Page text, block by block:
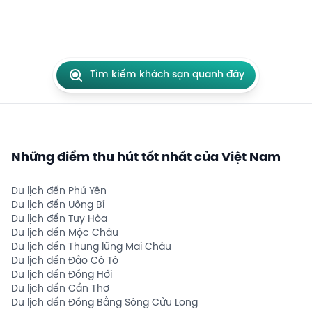
Tìm kiếm khách sạn quanh đây
Những điểm thu hút tốt nhất của Việt Nam
Du lịch đến Phú Yên
Du lịch đến Uông Bí
Du lịch đến Tuy Hòa
Du lịch đến Mộc Châu
Du lịch đến Thung lũng Mai Châu
Du lịch đến Đảo Cô Tô
Du lịch đến Đồng Hới
Du lịch đến Cần Thơ
Du lịch đến Đồng Bằng Sông Cửu Long